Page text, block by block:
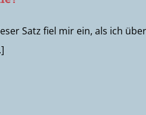
Satz fiel mir ein, als ich